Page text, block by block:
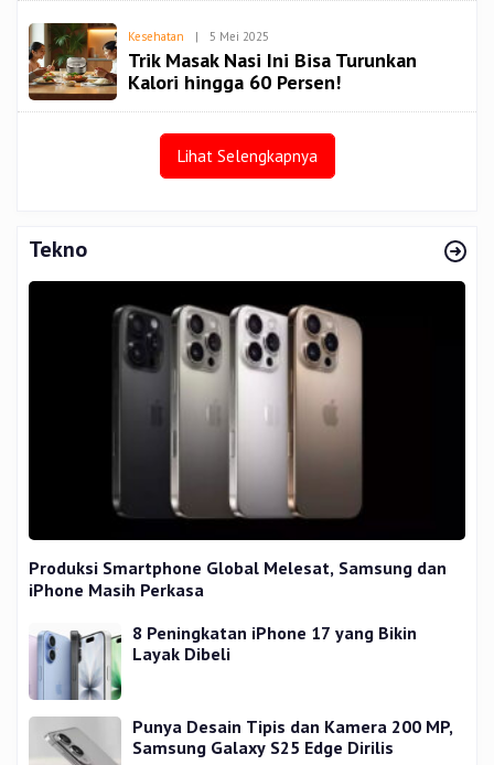
Kesehatan | 5 Mei 2025
Spiritbangsa
Trik Masak Nasi Ini Bisa Turunkan
Kalori hingga 60 Persen!
Lihat Selengkapnya
Tekno
Produksi Smartphone Global Melesat, Samsung dan
iPhone Masih Perkasa
8 Peningkatan iPhone 17 yang Bikin
Layak Dibeli
Punya Desain Tipis dan Kamera 200 MP,
Samsung Galaxy S25 Edge Dirilis